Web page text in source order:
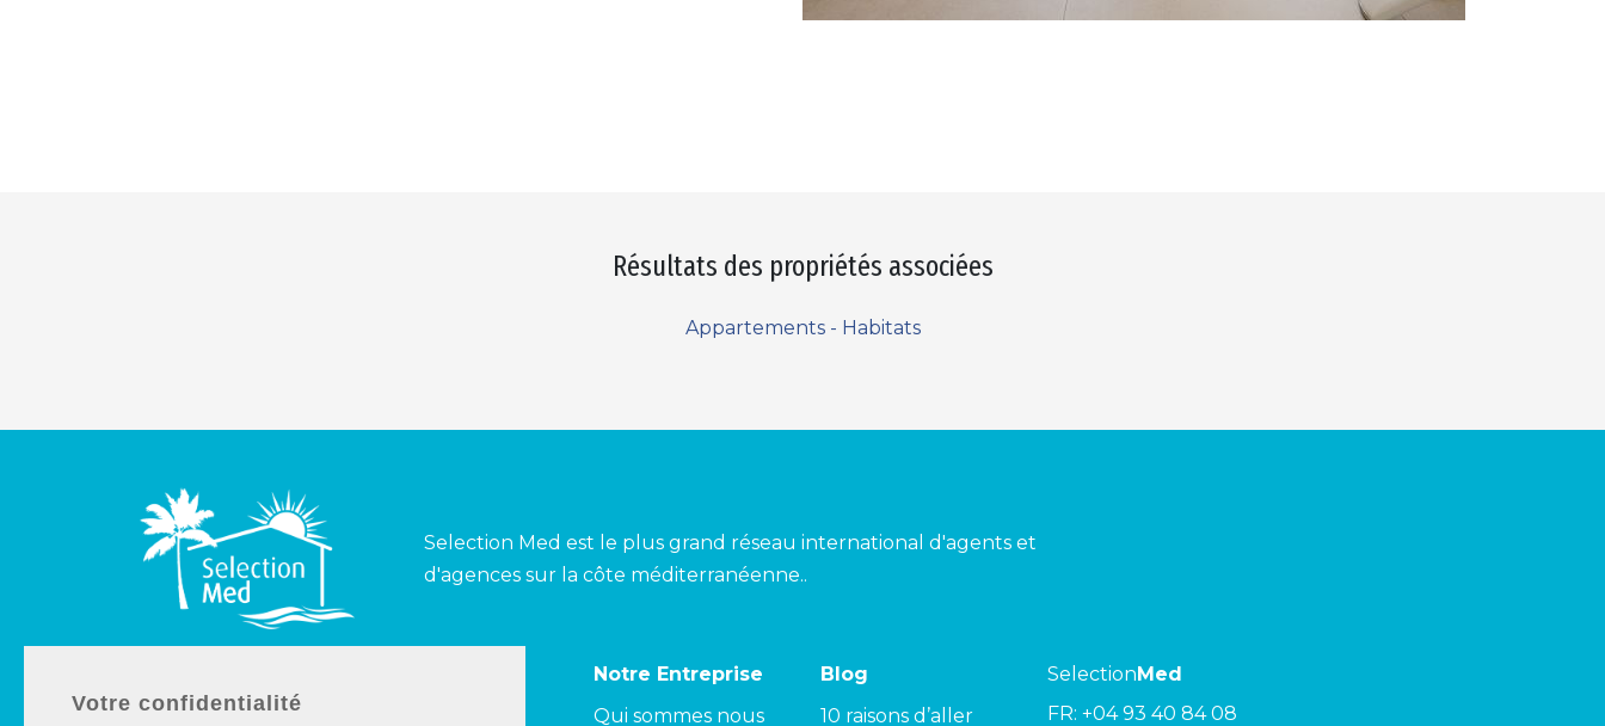
Résultats des propriétés associées
Appartements - Habitats
Selection Med est le plus grand réseau international d'agents et
d'agences sur la côte méditerranéenne..
Costa del Sol
Notre Entreprise
Qui sommes nous
Blog
10 raisons d’aller
Selection Med
FR: +04 93 40 84 08
Votre confidentialité